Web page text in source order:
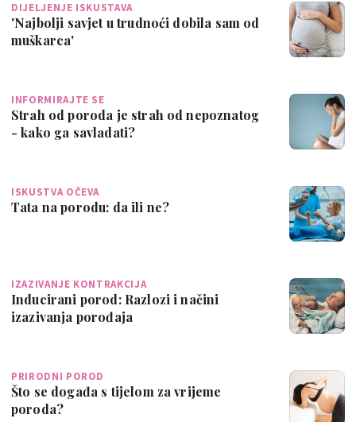
DIJELJENJE ISKUSTAVA
'Najbolji savjet u trudnoći dobila sam od
muškarca'
INFORMIRAJTE SE
Strah od poroda je strah od nepoznatog
- kako ga savladati?
ISKUSTVA OČEVA
Tata na porodu: da ili ne?
IZAZIVANJE KONTRAKCIJA
Inducirani porod: Razlozi i načini
izazivanja porođaja
PRIRODNI POROD
Što se događa s tijelom za vrijeme
poroda?